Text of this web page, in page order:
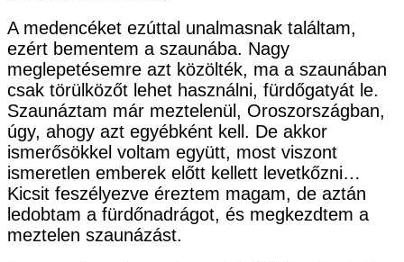
A medencéket ezúttal unalmasnak találtam,
ezért bementem a szaunába. Nagy
meglepetésemre azt közölték, ma a szaunában
csak törülközőt lehet használni, fürdőgatyát le.
Szaunáztam már meztelenül, Oroszországban,
úgy, ahogy azt egyébként kell. De akkor
ismerősökkel voltam együtt, most viszont
ismeretlen emberek előtt kellett levetkőzni…
Kicsit feszélyezve éreztem magam, de aztán
ledobtam a fürdőnadrágot, és megkezdtem a
meztelen szaunázást.